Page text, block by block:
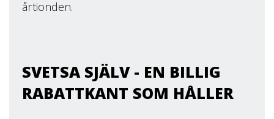
årtionden.
SVETSA SJÄLV - EN BILLIG
RABATTKANT SOM HÅLLER